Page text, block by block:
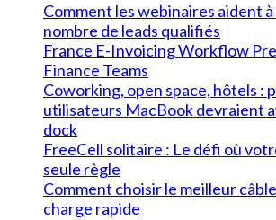
Comment les webinaires aident
nombre de leads qualifiés
France E-Invoicing Workflow
Finance Teams
Coworking, open space, hôtels :
utilisateurs MacBook devraient
dock
FreeCell solitaire : Le défi où
seule règle
Comment choisir le meilleur
charge rapide